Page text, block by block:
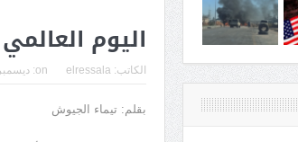
اليوم
الكاتب: elressala
on: ديسمبر 19, 2021
بقلم: تيماء الجيوش